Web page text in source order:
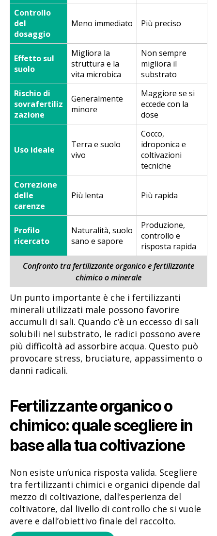
Confronto tra fertilizzante organico e fertilizzante
chimico o minerale
Controllo
del
dosaggio
Meno immediato Più preciso
Effetto sul
suolo
Migliora la
struttura e la
vita microbica
Non sempre
migliora il
substrato
Rischio di
sovrafertiliz
zazione
Generalmente
minore
Maggiore se si
eccede con la
dose
Uso ideale
Terra e suolo
vivo
Cocco,
idroponica e
coltivazioni
tecniche
Correzione
delle
carenze
Più lenta Più rapida
Profilo
ricercato
Naturalità, suolo
sano e sapore
Produzione,
controllo e
risposta rapida
Un punto importante è che i fertilizzanti
minerali utilizzati male possono favorire
accumuli di sali. Quando c’è un eccesso di sali
solubili nel substrato, le radici possono avere
più difficoltà ad assorbire acqua. Questo può
provocare stress, bruciature, appassimento o
danni radicali.
Fertilizzante organico o
chimico: quale scegliere in
base alla tua coltivazione
Non esiste un’unica risposta valida. Scegliere
tra fertilizzanti chimici e organici dipende dal
mezzo di coltivazione, dall’esperienza del
coltivatore, dal livello di controllo che si vuole
avere e dall’obiettivo finale del raccolto.